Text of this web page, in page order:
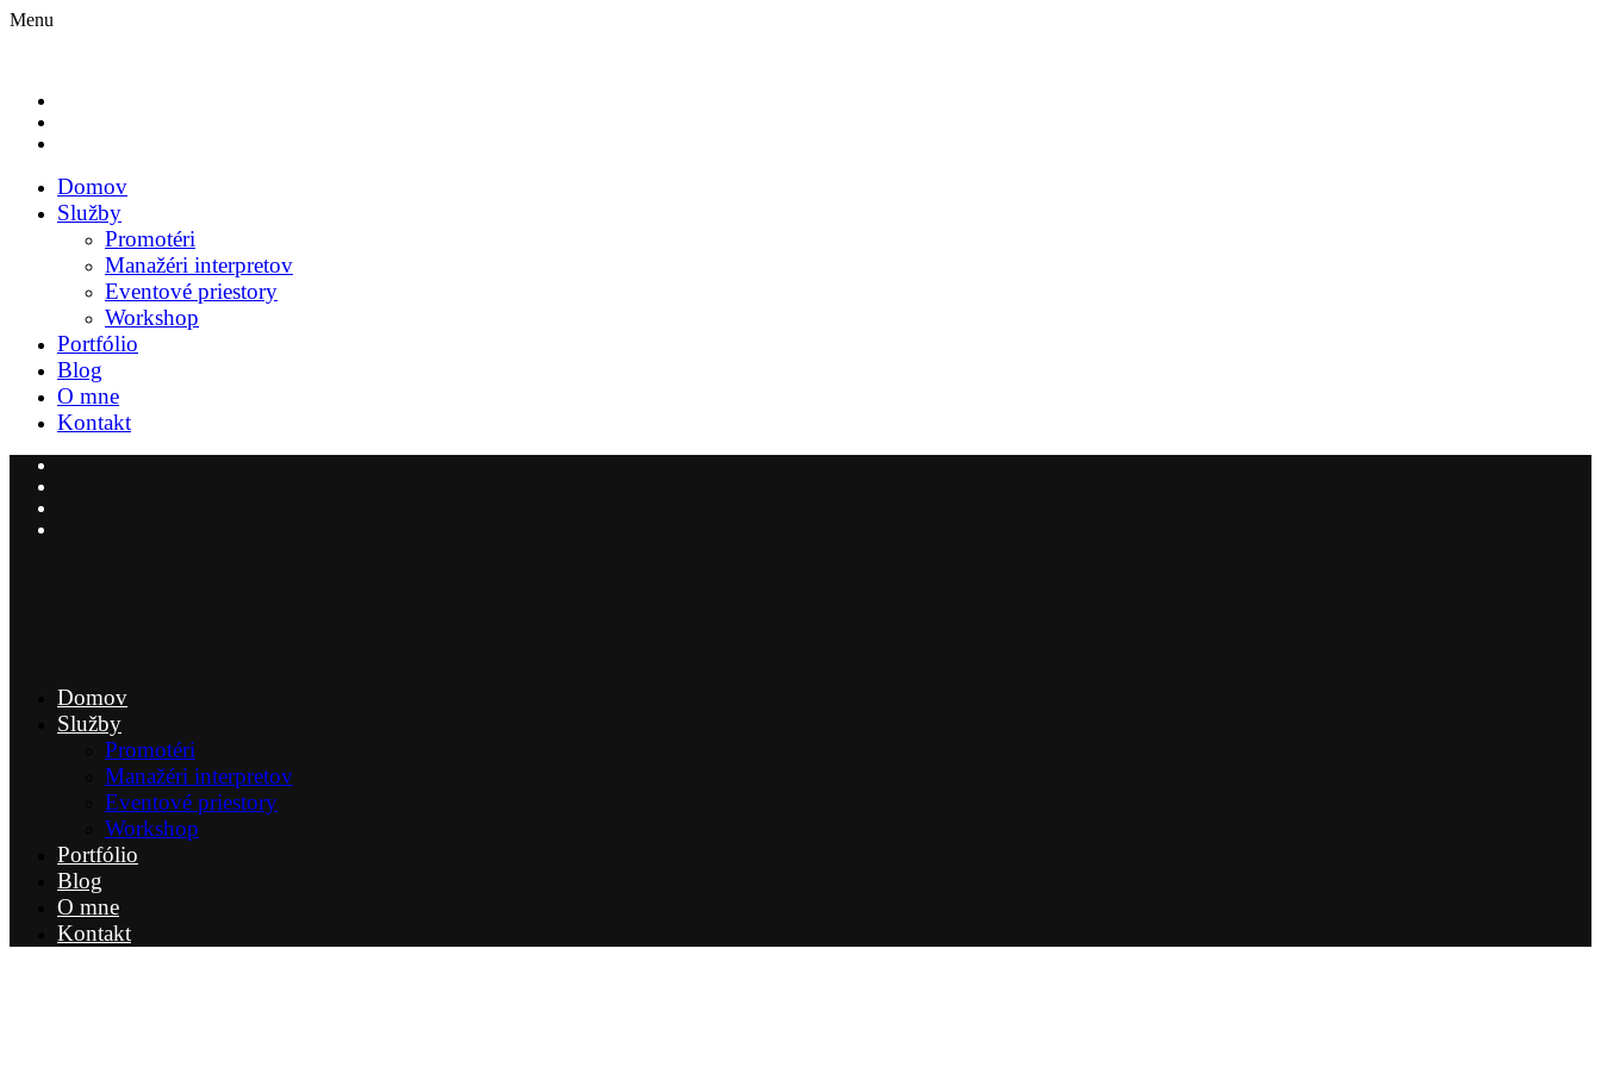
Menu
Domov
Služby
Promotéri
Manažéri interpretov
Eventové priestory
Workshop
Portfólio
Blog
O mne
Kontakt
Domov
Služby
Promotéri
Manažéri interpretov
Eventové priestory
Workshop
Portfólio
Blog
O mne
Kontakt